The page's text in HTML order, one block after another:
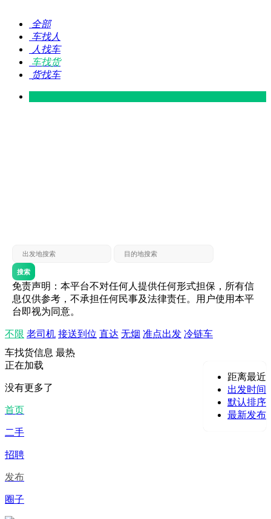
全部
车找人
人找车
车找货
货找车
搜索
免责声明：本平台不对任何人提供任何形式担保，所有信
息仅供参考，不承担任何民事及法律责任。用户使用本平
台即视为同意。
不限 老司机 接送到位 直达 无烟 准点出发 冷链车
车找货信息 最热
距离最近
出发时间
默认排序
最新发布
正在加载
没有更多了
首页
二手
招聘
发布
圈子